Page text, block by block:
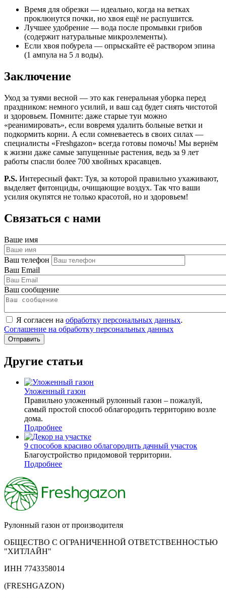
Время для обрезки — идеально, когда на ветках
проклюнутся почки, но хвоя ещё не распушится.
Лучшее удобрение — вода после промывки грибов
(содержит натуральные микроэлементы).
Если хвоя побурела — опрыскайте её раствором эпина
(1 ампула на 5 л воды).
Заключение
Уход за туями весной — это как генеральная уборка перед
праздником: немного усилий, и ваш сад будет сиять чистотой
и здоровьем. Помните: даже старые туи можно
«реанимировать», если вовремя удалить больные ветки и
подкормить корни. А если сомневаетесь в своих силах —
специалисты «Freshgazon» всегда готовы помочь! Мы вернём
к жизни даже самые запущенные растения, ведь за 9 лет
работы спасли более 700 хвойных красавцев.
P.S. Интересный факт: Туя, за которой правильно ухаживают,
выделяет фитонциды, очищающие воздух. Так что ваши
усилия окупятся не только красотой, но и здоровьем!
Связаться с нами
Ваше имя
Ваш телефон
Ваш Email
Ваш сообщение
Я согласен на обработку персональных данных.
Соглашение на обработку персональных данных
Другие статьи
Уложенный газон
Правильно уложенный рулонный газон – пожалуй,
самый простой способ облагородить территорию возле
дома.
Подробнее
9 способов красиво облагородить дачный участок
Благоустройство придомовой территории.
Подробнее
Рулонный газон от производителя
ОБЩЕСТВО С ОГРАНИЧЕННОЙ ОТВЕТСТВЕННОСТЬЮ
"ХИТЛАЙН"
ИНН 7743358014
(FRESHGAZON)